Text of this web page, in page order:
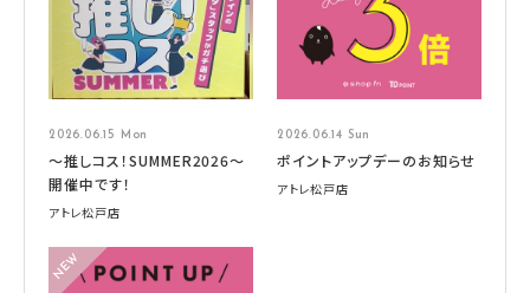
2026.06.15 Mon
～推しコス！SUMMER2026～
開催中です！
アトレ松戸店
2026.06.14 Sun
ポイントアップデーのお知らせ
アトレ松戸店